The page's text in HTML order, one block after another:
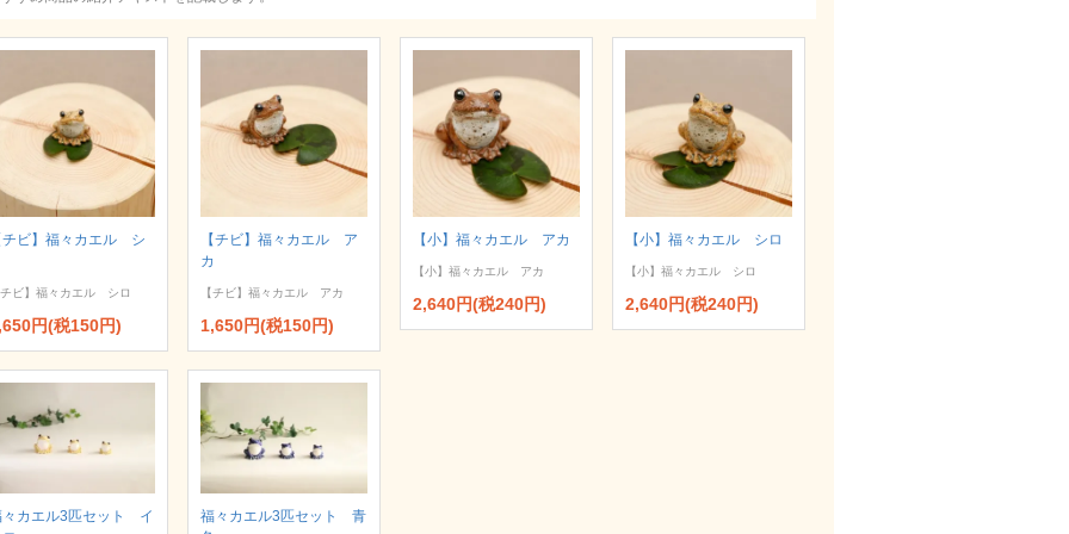
チビ】福々カエル シ
ビ】福々カエル シロ
円(税150円)
【チビ】福々カエル ア
カ
【チビ】福々カエル アカ
1,650円(税150円)
【小】福々カエル アカ
【小】福々カエル アカ
2,640円(税240円)
【小】福々カエル シロ
【小】福々カエル シロ
2,640円(税240円)
々カエル3匹セット イ
福々カエル3匹セット 青